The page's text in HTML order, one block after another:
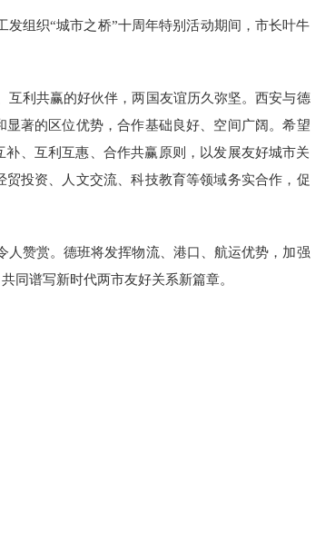
组织“城市之桥”十周年特别活动期间，市长叶牛
互利共赢的好伙伴，两国友谊历久弥坚。西安与德
著的区位优势，合作基础良好、空间广阔。希望
、互利互惠、合作共赢原则，以发展友好城市关
投资、人文交流、科技教育等领域务实合作，促
人赞赏。德班将发挥物流、港口、航运优势，加强
同谱写新时代两市友好关系新篇章。